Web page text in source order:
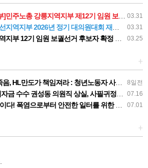
03.31
총 강릉지역지부 제12기 임원 보궐선거결과 공고
03.31
지부 2026년 정기 대의원대회 재소집 건
03.25
부 12기 임원 보궐선거 후보자 확정 공고
+
8일전
라 : 청년노동자 사망사고의 철저한 진상규명과 재발방지 대책 마련하라
07.16
수수 권성동 의원직 상실, 사필귀정이다
07.01
전한 일터를 위한 민주노총 강원지역본부 폭염감시단 선포 기자회견
+